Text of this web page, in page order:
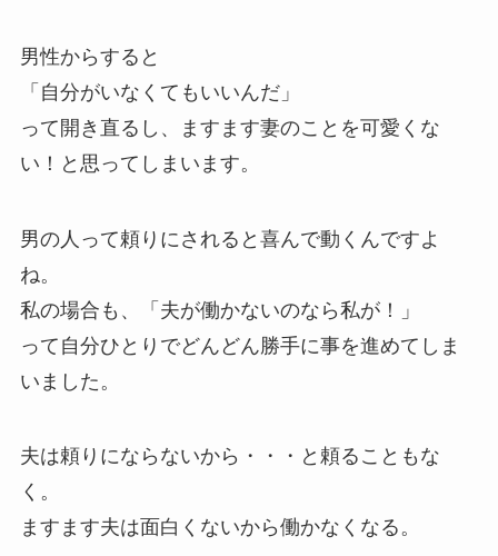
男性からすると
「自分がいなくてもいいんだ」
って開き直るし、ますます妻のことを可愛くな
い！と思ってしまいます。
男の人って頼りにされると喜んで動くんですよ
ね。
私の場合も、「夫が働かないのなら私が！」
って自分ひとりでどんどん勝手に事を進めてしま
いました。
夫は頼りにならないから・・・と頼ることもな
く。
ますます夫は面白くないから働かなくなる。